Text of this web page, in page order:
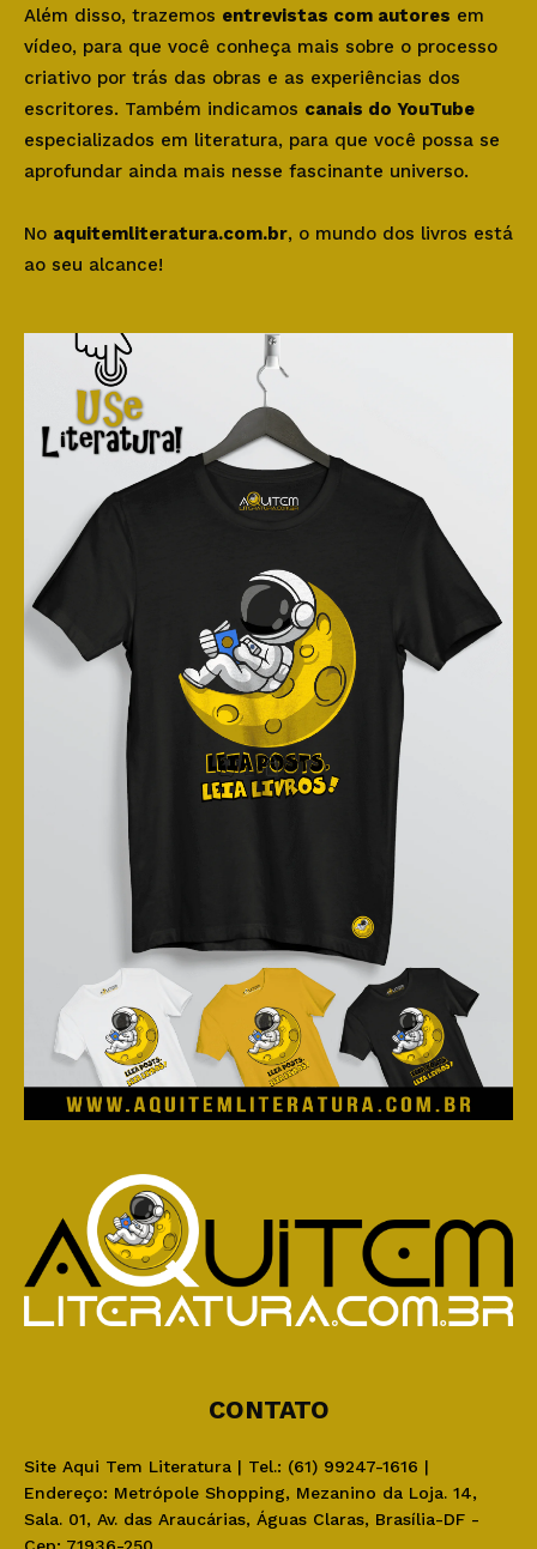
Além disso, trazemos entrevistas com autores em
vídeo, para que você conheça mais sobre o processo
criativo por trás das obras e as experiências dos
escritores. Também indicamos canais do YouTube
especializados em literatura, para que você possa se
aprofundar ainda mais nesse fascinante universo.
No aquitemliteratura.com.br, o mundo dos livros está
ao seu alcance!
CONTATO
Site Aqui Tem Literatura | Tel.: (61) 99247-1616 |
Endereço: Metrópole Shopping, Mezanino da Loja. 14,
Sala. 01, Av. das Araucárias, Águas Claras, Brasília-DF -
Cep: 71936-250